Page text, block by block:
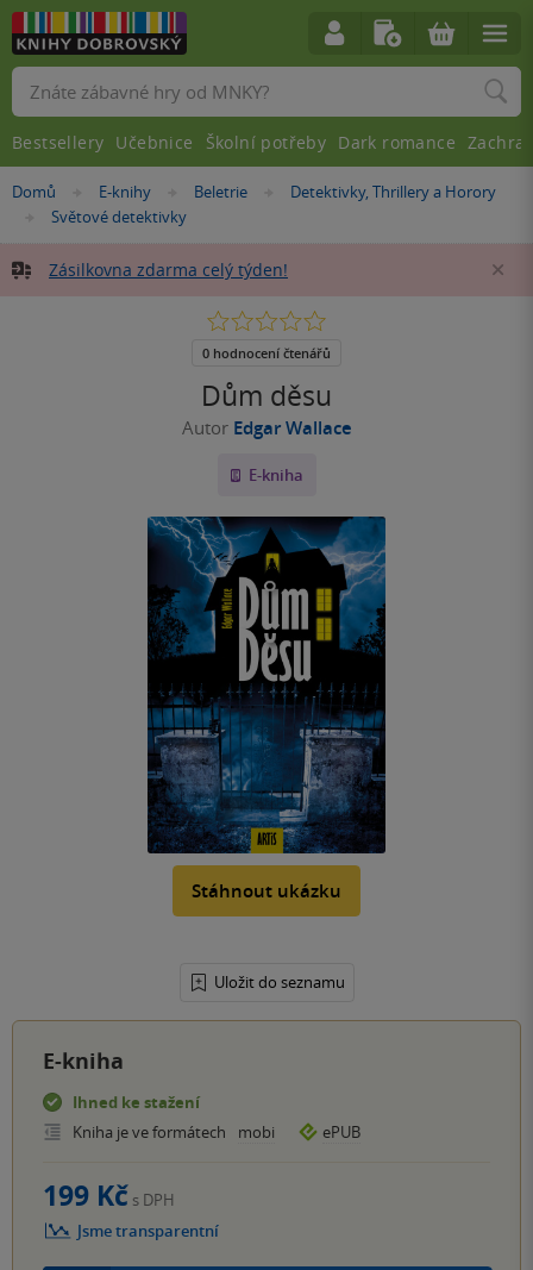
Nacházíte
Domů »E-knihy »Beletrie »
Detektivky, Thrillery a Horory
»
Světové detektivky
Zásilkovna zdarma celý týden!
Dům děsu
Autor Edgar Wallace
E-kniha
Stáhnout ukázku
Uložit do seznamu
0.0
5
0 hodnocení čtenářů
E-kniha
Ihned ke stažení
Kniha je ve formátech
mobi ePUB
199 Kč s DPH
Jsme transparentní
Vyhledávání
Bestsellery Učebnice Školní potřeby Dark romance